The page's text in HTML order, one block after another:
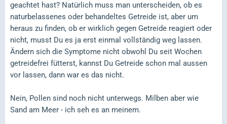
geachtet hast? Natürlich muss man unterscheiden, ob es
naturbelassenes oder behandeltes Getreide ist, aber um
heraus zu finden, ob er wirklich gegen Getreide reagiert oder
nicht, musst Du es ja erst einmal vollständig weg lassen.
Ändern sich die Symptome nicht obwohl Du seit Wochen
getreidefrei fütterst, kannst Du Getreide schon mal aussen
vor lassen, dann war es das nicht.
Nein, Pollen sind noch nicht unterwegs. Milben aber wie
Sand am Meer - ich seh es an meinem.